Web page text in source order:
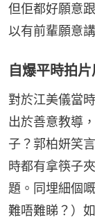
但佢都好願意
以有前輩願意
自爆平時拍
對於江美儀當
出於善意教導
子？郭柏妍笑
時都有拿筷子
題。同埋細個
難唔難睇？）